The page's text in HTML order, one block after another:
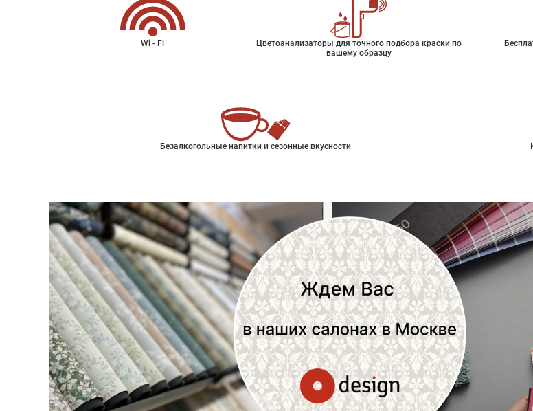
Wi - Fi
Цветоанализаторы для точного подбора краски по
вашему образцу
Безалкогольные напитки и сезонные вкусности